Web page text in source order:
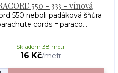
550 - 333 - vínová
550 neboli padáková šňůra
cords = paraco...
16 Kč/metr
Skladem 38 metr